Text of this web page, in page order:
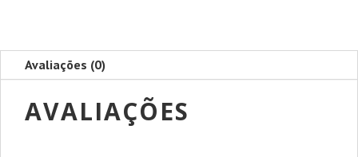
Avaliações (0)
AVALIAÇÕES